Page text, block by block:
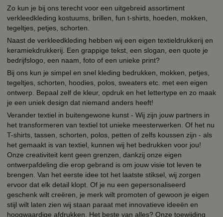
Zo kun je bij ons terecht voor een uitgebreid assortiment
verkleedkleding kostuums, brillen, fun t-shirts, hoeden, mokken,
tegeltjes, petjes, schorten.
Naast de verkleedkleding hebben wij een eigen textieldrukkerij en
keramiekdrukkerij. Een grappige tekst, een slogan, een quote je
bedrijfslogo, een naam, foto of een unieke print?
Bij ons kun je simpel en snel kleding bedrukken, mokken, petjes,
tegeltjes, schorten, hoodies, polos, sweaters etc. met een eigen
ontwerp. Bepaal zelf de kleur, opdruk en het lettertype en zo maak
je een uniek design dat niemand anders heeft!
Verander textiel in buitengewone kunst - Wij zijn jouw partners in
het transformeren van textiel tot unieke meesterwerken. Of het nu
T-shirts, tassen, schorten, polos, petten of zelfs koussen zijn - als
het gemaakt is van textiel, kunnen wij het bedrukken voor jou!
Onze creativiteit kent geen grenzen, dankzij onze eigen
ontwerpafdeling die erop gebrand is om jouw visie tot leven te
brengen. Van het eerste idee tot het laatste stiksel, wij zorgen
ervoor dat elk detail klopt. Of je nu een gepersonaliseerd
geschenk wilt creëren, je merk wilt promoten of gewoon je eigen
stijl wilt laten zien wij staan paraat met innovatieve ideeën en
hoogwaardige afdrukken. Het beste van alles? Onze toewijding